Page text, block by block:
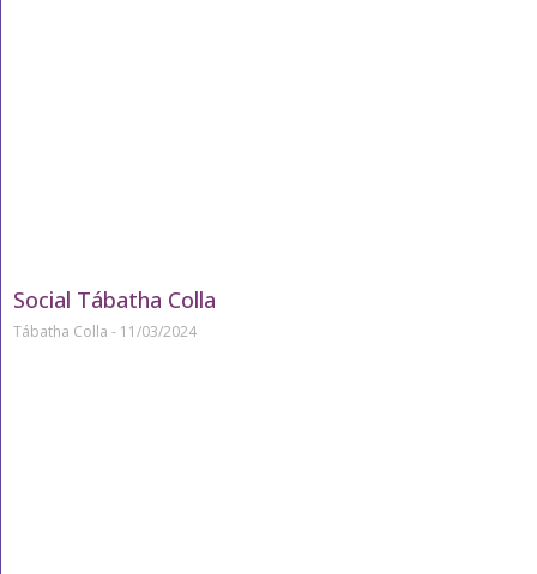
Social Tábatha Colla
Tábatha Colla 11/03/2024